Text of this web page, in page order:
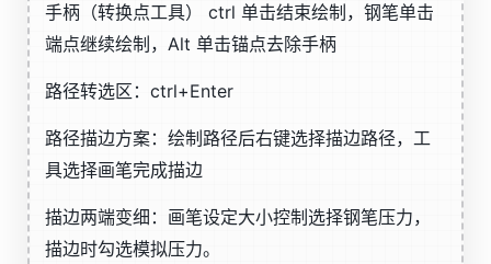
手柄（转换点工具） ctrl 单击结束绘制，钢笔单击
端点继续绘制，Alt 单击锚点去除手柄
路径转选区：ctrl+Enter
路径描边方案：绘制路径后右键选择描边路径，工
具选择画笔完成描边
描边两端变细：画笔设定大小控制选择钢笔压力，
描边时勾选模拟压力。